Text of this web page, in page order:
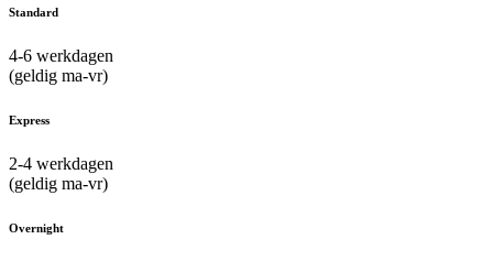
Standard
4-6 werkdagen
(geldig ma-vr)
Express
2-4 werkdagen
(geldig ma-vr)
Overnight